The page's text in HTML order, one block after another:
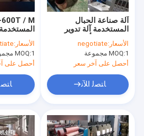
الحبل
الأسعار:
MOQ:1 مجموعة
أحصل على
آلة صناعة الحبال
المستخدمة آلة تدوير
2400r/Min
الأسعار:negotiate
MOQ:1 مجموعة
أحصل على آخر سعر
ﺎﺘﺼﻟ ﺍﻶﻧ